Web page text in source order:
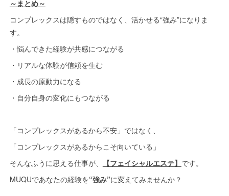
～まとめ～
コンプレックスは隠すものではなく、活かせる“強み”になりま
す。
・悩んできた経験が共感につながる
・リアルな体験が信頼を生む
・成長の原動力になる
・自分自身の変化にもつながる
「コンプレックスがあるから不安」ではなく、
「コンプレックスがあるからこそ向いている」
そんなふうに思える仕事が、
【フェイシャルエステ】 です。
MUQUであなたの経験を“強み”に変えてみませんか？